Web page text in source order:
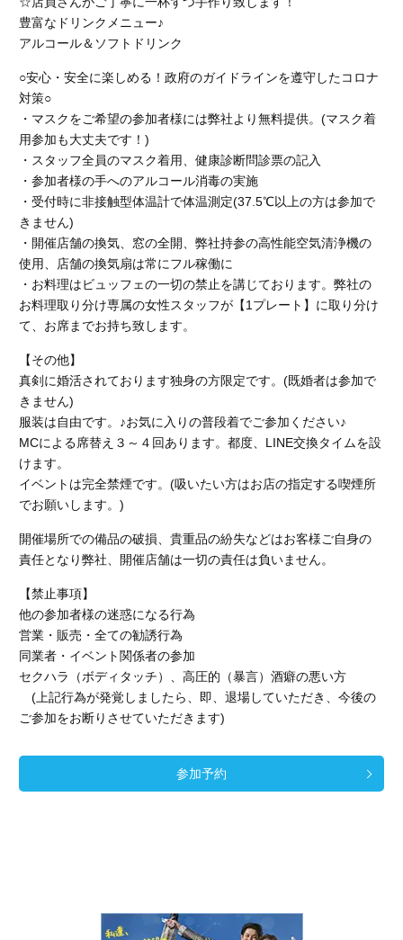
豊富なドリンクメニュー♪
アルコール＆ソフトドリンク
○安心・安全に楽しめる！政府のガイドラインを遵守したコロナ
対策○
・マスクをご希望の参加者様には弊社より無料提供。(マスク着
用参加も大丈夫です！)
・スタッフ全員のマスク着用、健康診断問診票の記入
・参加者様の手へのアルコール消毒の実施
・受付時に非接触型体温計で体温測定(37.5℃以上の方は参加で
きません)
・開催店舗の換気、窓の全開、弊社持参の高性能空気清浄機の
使用、店舗の換気扇は常にフル稼働に
・お料理はビュッフェの一切の禁止を講じております。弊社の
お料理取り分け専属の女性スタッフが【1プレート】に取り分け
て、お席までお持ち致します。
【その他】
真剣に婚活されております独身の方限定です。(既婚者は参加で
きません)
服装は自由です。♪お気に入りの普段着でご参加ください♪
MCによる席替え３～４回あります。都度、LINE交換タイムを設
けます。
イベントは完全禁煙です。(吸いたい方はお店の指定する喫煙所
でお願いします。)
開催場所での備品の破損、貴重品の紛失などはお客様ご自身の
責任となり弊社、開催店舗は一切の責任は負いません。
【禁止事項】
他の参加者様の迷惑になる行為
営業・販売・全ての勧誘行為
同業者・イベント関係者の参加
セクハラ（ボディタッチ）、高圧的（暴言）酒癖の悪い方
(上記行為が発覚しましたら、即、退場していただき、今後の
ご参加をお断りさせていただきます)
参加予約